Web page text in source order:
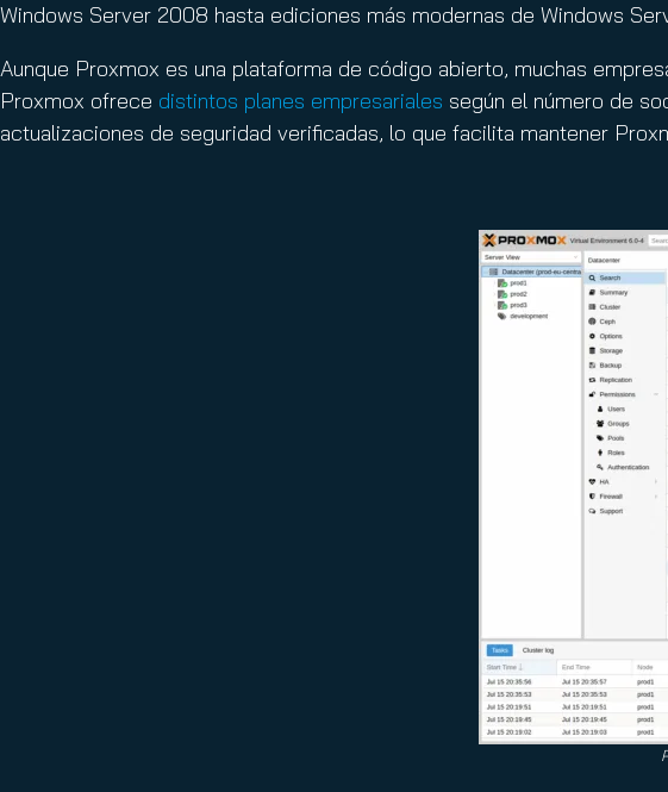
Windows Server 2008 hasta ediciones más modernas de Windows
Aunque Proxmox es una plataforma de código abierto, muchas
Proxmox ofrece distintos planes empresariales según el número de
actualizaciones de seguridad verificadas, lo que facilita mantener